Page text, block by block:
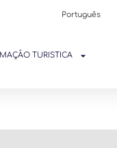
Português
TURISTICA